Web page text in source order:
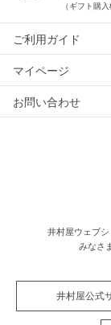
（ギフト購
ご利用ガイド
マイページ
お問い合わせ
井村屋ウェブ
みなさ
井村屋公式